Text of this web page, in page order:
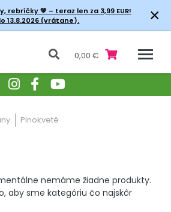
rebríčky💚 – teraz len za 3,99 EUR!
13.8.2026 (vrátane).
×
0,00 €
Plnokveté
nemáme žiadne produkty.
aby sme kategóriu čo najskôr